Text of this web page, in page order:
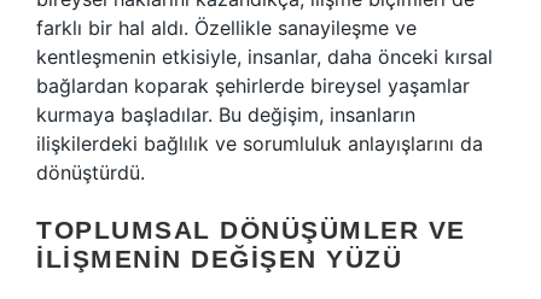
farklı bir hal aldı. Özellikle sanayileşme ve
kentleşmenin etkisiyle, insanlar, daha önceki kırsal
bağlardan koparak şehirlerde bireysel yaşamlar
kurmaya başladılar. Bu değişim, insanların
ilişkilerdeki bağlılık ve sorumluluk anlayışlarını da
dönüştürdü.
TOPLUMSAL DÖNÜŞÜMLER VE
İLIŞMENIN DEĞIŞEN YÜZÜ